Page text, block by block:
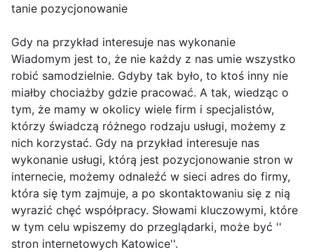
tanie pozycjonowanie
Gdy na przykład interesuje nas wykonanie
Wiadomym jest to, że nie każdy z nas umie wszystko
robić samodzielnie. Gdyby tak było, to ktoś inny nie
miałby chociażby gdzie pracować. A tak, wiedząc o
tym, że mamy w okolicy wiele firm i specjalistów,
którzy świadczą różnego rodzaju usługi, możemy z
nich korzystać. Gdy na przykład interesuje nas
wykonanie usługi, którą jest pozycjonowanie stron w
internecie, możemy odnaleźć w sieci adres do firmy,
która się tym zajmuje, a po skontaktowaniu się z nią
wyrazić chęć współpracy. Słowami kluczowymi, które
w tym celu wpiszemy do przeglądarki, może być ''
stron internetowych Katowice''.